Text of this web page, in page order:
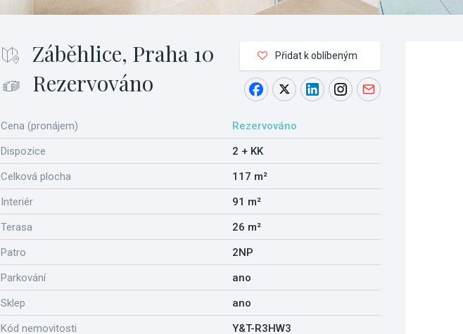
Záběhlice, Praha 10
Rezervováno
Přidat k oblíbeným
Cena (pronájem)
Rezervováno
Dispozice
2 + KK
Celková plocha
117 m²
Interiér
91 m²
Terasa
26 m²
Patro
2NP
Parkování
ano
Sklep
ano
Kód nemovitosti
Y&T-R3HW3